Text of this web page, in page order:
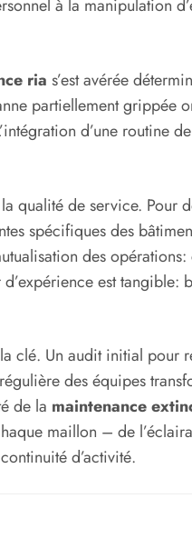
à la manipulation
ria s’est avérée
partiellement
d’une routine
qualité de service. Pour
spécifiques des
des opérations:
est
clé. Un audit initial
des équipes
de la maintenance
maillon – de
d’activité.